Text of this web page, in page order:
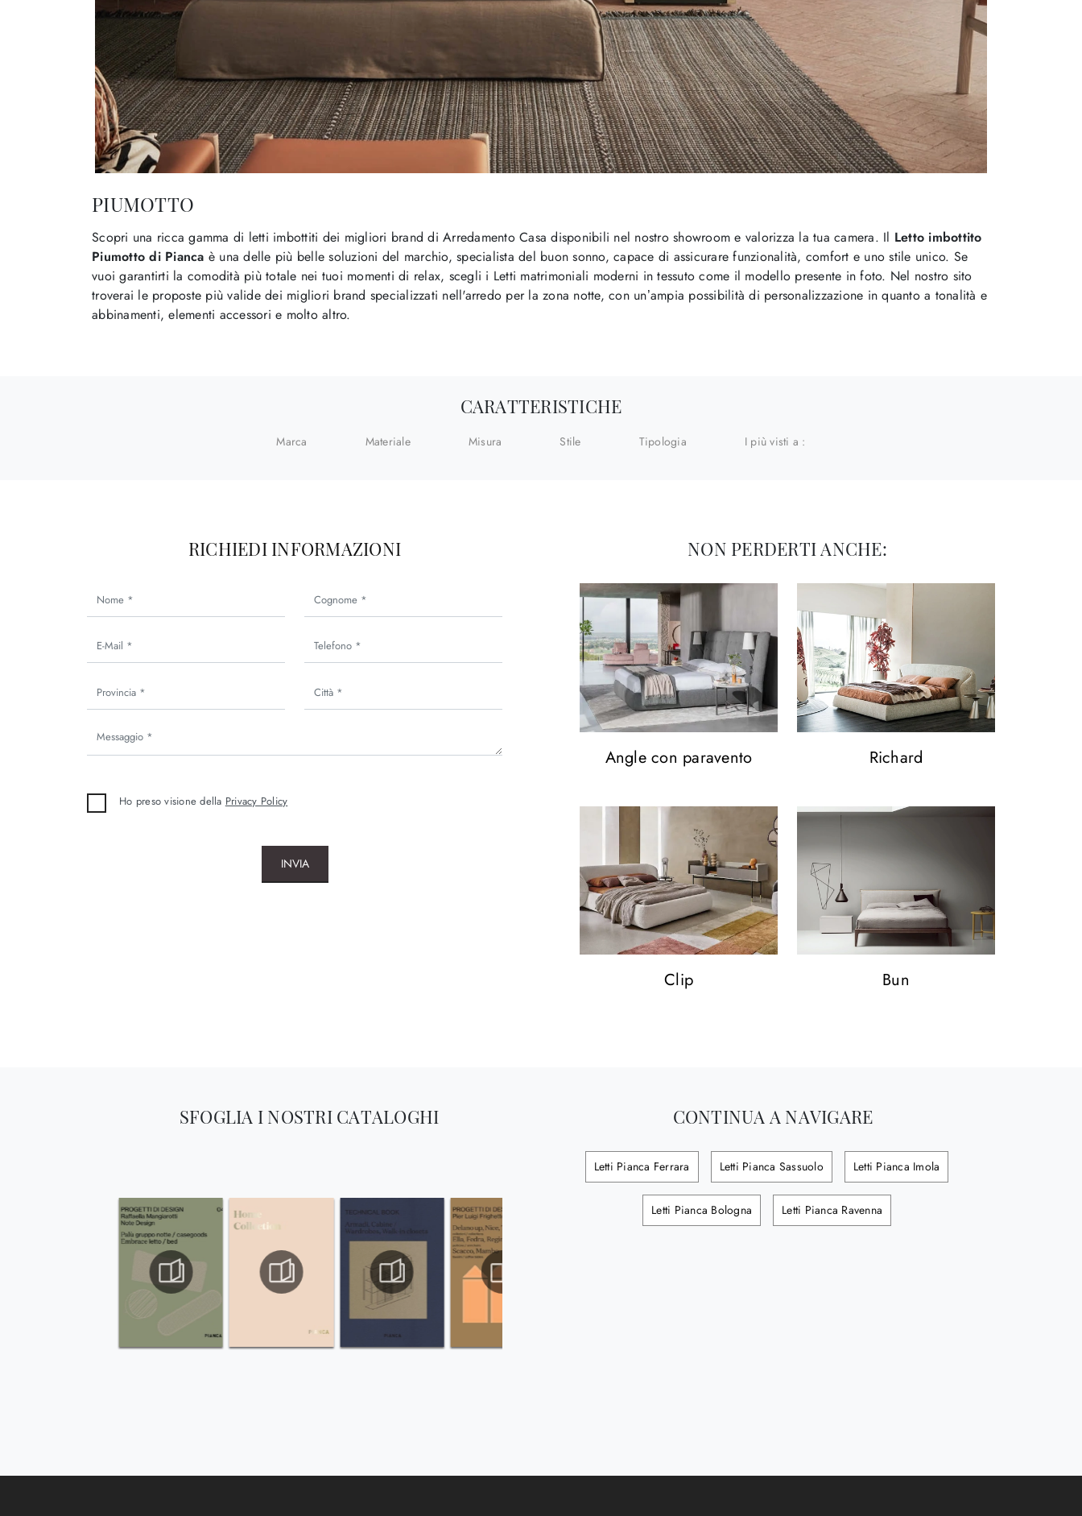
PIUMOTTO
Scopri una ricca gamma di letti imbottiti dei migliori brand di Arredamento Casa disponibili nel nostro showroom e valorizza la tua camera. Il Letto imbottito
Piumotto di Pianca è una delle più belle soluzioni del marchio, specialista del buon sonno, capace di assicurare funzionalità, comfort e uno stile unico. Se
vuoi garantirti la comodità più totale nei tuoi momenti di relax, scegli i Letti matrimoniali moderni in tessuto come il modello presente in foto. Nel nostro sito
troverai le proposte più valide dei migliori brand specializzati nell'arredo per la zona notte, con un’ampia possibilità di personalizzazione in quanto a tonalità e
abbinamenti, elementi accessori e molto altro.
CARATTERISTICHE
Marca Materiale Misura Stile Tipologia I più visti a :
RICHIEDI INFORMAZIONI
Ho preso visione della Privacy Policy
INVIA
NON PERDERTI ANCHE:
Angle con paravento Richard
Clip Bun
SFOGLIA I NOSTRI CATALOGHI CONTINUA A NAVIGARE
Letti Pianca Ferrara Letti Pianca Sassuolo Letti Pianca Imola
Letti Pianca Bologna Letti Pianca Ravenna